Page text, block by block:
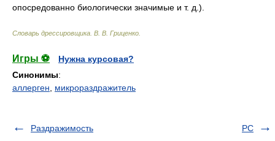
опосредованно биологически значимые и т. д.).
Словарь дрессировщика В. В. Гриценко
Игры ⚽
Нужна курсовая?
Синонимы:
аллерген
микрораздражитель
Раздражимость РС